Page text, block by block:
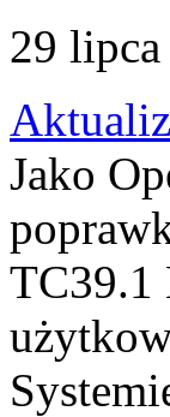
29
Jako
TC39.1